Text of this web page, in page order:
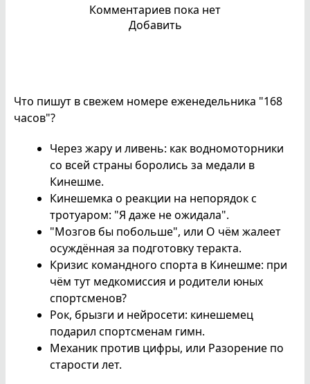
Комментариев пока нет
Добавить
Что пишут в свежем номере еженедельника "168
часов"?
Через жару и ливень: как водномоторники
со всей страны боролись за медали в
Кинешме.
Кинешемка о реакции на непорядок с
тротуаром: "Я даже не ожидала".
"Мозгов бы побольше", или О чём жалеет
осуждённая за подготовку теракта.
Кризис командного спорта в Кинешме: при
чём тут медкомиссия и родители юных
спортсменов?
Рок, брызги и нейросети: кинешемец
подарил спортсменам гимн.
Механик против цифры, или Разорение по
старости лет.